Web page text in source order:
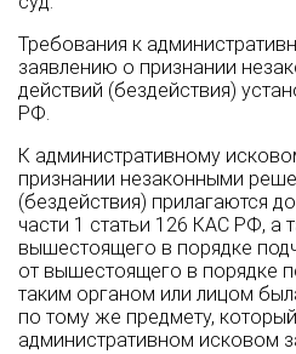
Требования к
заявлению о признании
действий (бездействия)
РФ.
К административному
признании незаконными
(бездействия) прилагаются
части 1 статьи 126 КАС РФ, а
вышестоящего в порядке
от вышестоящего в порядке
таким органом или лицом
по тому же предмету,
административном исковом